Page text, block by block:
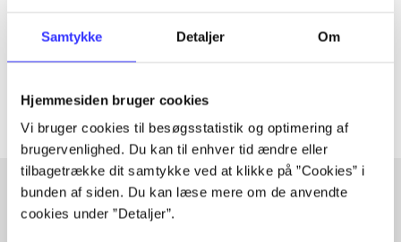
Samtykke Detaljer Om
Hjemmesiden bruger cookies
Vi bruger cookies til besøgsstatistik og optimering af
brugervenlighed. Du kan til enhver tid ændre eller
tilbagetrække dit samtykke ved at klikke på ”Cookies” i
bunden af siden. Du kan læse mere om de anvendte
cookies under ”Detaljer”.
Tidsskrift
Artikler med samme emner